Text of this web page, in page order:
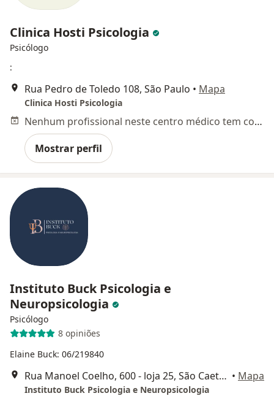
Clinica Hosti Psicologia
Psicólogo
:
Rua Pedro de Toledo 108, São Paulo • Mapa
Clinica Hosti Psicologia
Nenhum profissional neste centro médico tem consultas disponíveis
Mostrar perfil
Instituto Buck Psicologia e
Neuropsicologia
Psicólogo
8 opiniões
Elaine Buck: 06/219840
Rua Manoel Coelho, 600 - loja 25, São Caetano do Sul • Mapa
Instituto Buck Psicologia e Neuropsicologia